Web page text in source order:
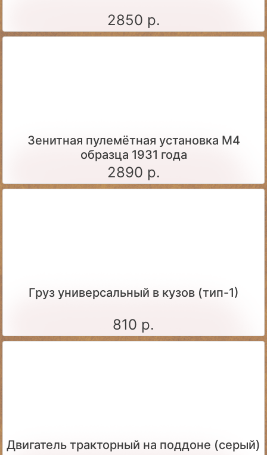
2850 р.
Зенитная пулемётная установка М4
образца 1931 года
2890 р.
Груз универсальный в кузов (тип-1)
810 р.
Двигатель тракторный на поддоне (серый)